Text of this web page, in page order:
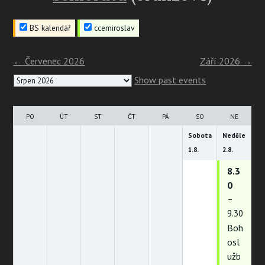
BS kalendář ccemiroslav
← Červenec 2026 Září 2026 →
Month
Show past events
PO ÚT ST ČT PÁ SO NE
Sobota
1.8.
Neděle
2.8.
8.3
0
–
9.30
Boh
osl
užb